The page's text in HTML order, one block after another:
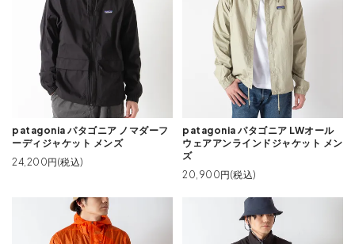
patagonia パタゴニア ノマダーフ
ーディジャケット メンズ
24,200円(税込)
patagonia パタゴニア LWオール
ウェアアンラインドジャケット メン
ズ
20,900円(税込)